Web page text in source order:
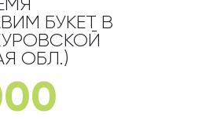
БУКЕТ В
ОБЛ.)